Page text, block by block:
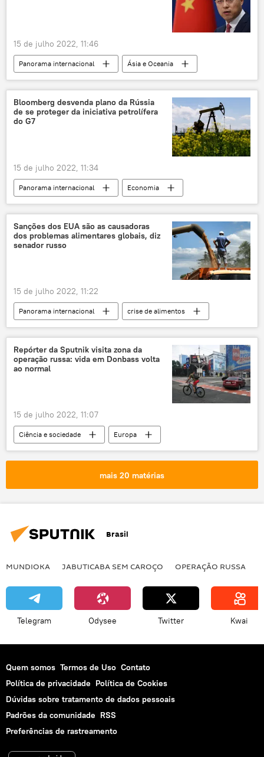
15 de julho 2022, 11:46
Panorama internacional
Ásia e Oceania
China
EUA
presente
Guerra do Vietnã
Afeganistão
Iraque
Bloomberg desvenda plano da Rússia
de se proteger da iniciativa petrolífera
do G7
15 de julho 2022, 11:34
Panorama internacional
Economia
petróleo
Rússia
G7
preços
sanções
Sanções dos EUA são as causadoras
dos problemas alimentares globais, diz
senador russo
15 de julho 2022, 11:22
Panorama internacional
crise de alimentos
trigo
grãos
guerra de sanções
Rússia
conflito ucraniano
ONU
Turquia
Ucrânia EUA
Repórter da Sputnik visita zona da
operação russa: vida em Donbass volta
ao normal
15 de julho 2022, 11:07
Ciência e sociedade
Europa
Ucrânia
Donetsk
Lugansk
mais 20 matérias
Brasil
MUNDIOKA JABUTICABA SEM CAROÇO OPERAÇÃO RUSSA
Telegram Odysee Twitter Kwai
Quem somos Termos de Uso Contato
Política de privacidade Política de Cookies
Dúvidas sobre tratamento de dados pessoais
Padrões da comunidade RSS
Preferências de rastreamento